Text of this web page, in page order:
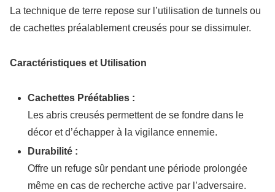
La technique de terre repose sur l’utilisation de tunnels ou
de cachettes préalablement creusés pour se dissimuler.
Caractéristiques et Utilisation
Cachettes Préétablies :
Les abris creusés permettent de se fondre dans le
décor et d’échapper à la vigilance ennemie.
Durabilité :
Offre un refuge sûr pendant une période prolongée
même en cas de recherche active par l’adversaire.